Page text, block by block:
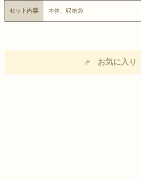
セット内容 本体、収納袋
お気に入り